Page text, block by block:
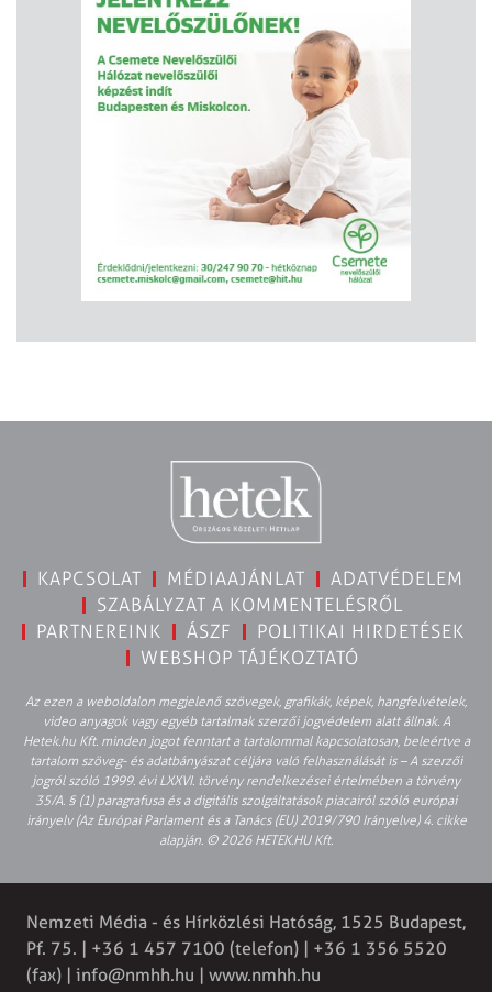
KAPCSOLAT MÉDIAAJÁNLAT
ADATVÉDELEM
SZABÁLYZAT A KOMMENTELÉSRŐL
PARTNEREINK
ÁSZF
POLITIKAI HIRDETÉSEK
WEBSHOP TÁJÉKOZTATÓ
Az ezen a weboldalon megjelenő szövegek, grafikák, képek, hangfelvételek,
video anyagok vagy egyéb tartalmak szerzői jogvédelem alatt állnak. A
Hetek.hu Kft. minden jogot fenntart a tartalommal kapcsolatosan, beleértve a
tartalom szöveg- és adatbányászat céljára való felhasználását is – A szerzői
jogról szóló 1999. évi LXXVI. törvény rendelkezései értelmében a törvény
35/A. § (1) paragrafusa és a digitális szolgáltatások piacairól szóló európai
irányelv (Az Európai Parlament és a Tanács (EU) 2019/790 Irányelve) 4. cikke
alapján. © 2026 HETEK.HU Kft.
Nemzeti Média - és Hírközlési Hatóság, 1525 Budapest,
Pf. 75. | +36 1 457 7100 (telefon) | +36 1 356 5520
(fax) | info@nmhh.hu | www.nmhh.hu